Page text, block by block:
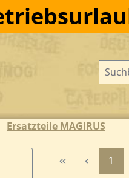
Ersatzteile MAGIRUS
Seite
1